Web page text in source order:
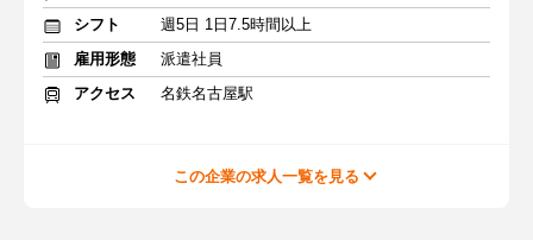
シフト
週5日 1日7.5時間以上
雇用形態
派遣社員
アクセス
名鉄名古屋駅
この企業の求人一覧を見る